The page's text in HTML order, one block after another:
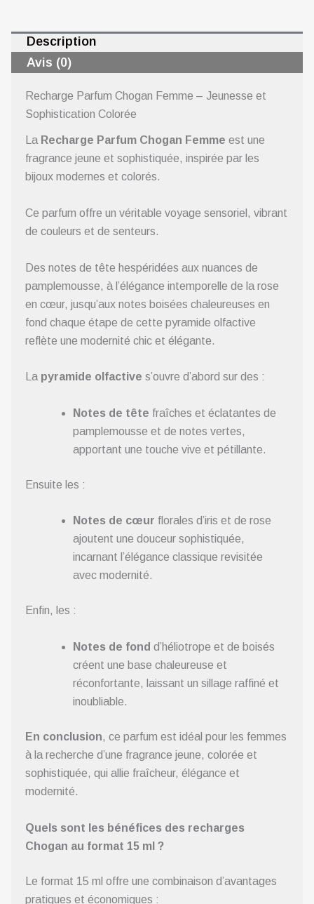
Description
Avis (0)
Recharge Parfum Chogan Femme – Jeunesse et
Sophistication Colorée
La Recharge Parfum Chogan Femme est une
fragrance jeune et sophistiquée, inspirée par les
bijoux modernes et colorés.
Ce parfum offre un véritable voyage sensoriel, vibrant
de couleurs et de senteurs.
Des notes de tête hespéridées aux nuances de
pamplemousse, à l’élégance intemporelle de la rose
en cœur, jusqu’aux notes boisées chaleureuses en
fond chaque étape de cette pyramide olfactive
reflète une modernité chic et élégante.
La pyramide olfactive s’ouvre d’abord sur des :
Notes de tête fraîches et éclatantes de
pamplemousse et de notes vertes,
apportant une touche vive et pétillante.
Ensuite les :
Notes de cœur florales d’iris et de rose
ajoutent une douceur sophistiquée,
incarnant l’élégance classique revisitée
avec modernité.
Enfin, les :
Notes de fond d’héliotrope et de boisés
créent une base chaleureuse et
réconfortante, laissant un sillage raffiné et
inoubliable.
En conclusion, ce parfum est idéal pour les femmes
à la recherche d’une fragrance jeune, colorée et
sophistiquée, qui allie fraîcheur, élégance et
modernité.
Quels sont les bénéfices des recharges
Chogan au format 15 ml ?
Le format 15 ml offre une combinaison d’avantages
pratiques et économiques :